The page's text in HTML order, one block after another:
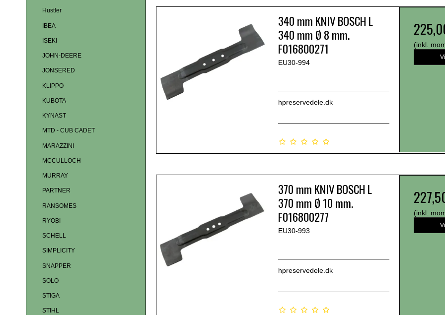
Hustler
IBEA
ISEKI
JOHN-DEERE
JONSERED
KLIPPO
KUBOTA
KYNAST
MTD - CUB CADET
MARAZZINI
MCCULLOCH
MURRAY
PARTNER
RANSOMES
RYOBI
SCHELL
SIMPLICITY
SNAPPER
SOLO
STIGA
STIHL
340 mm KNIV BOSCH L
340 mm Ø 8 mm.
F016800271
EU30-994
hpreservedele.dk
(inkl.
370 mm KNIV BOSCH L
370 mm Ø 10 mm.
F016800277
EU30-993
hpreservedele.dk
(inkl.